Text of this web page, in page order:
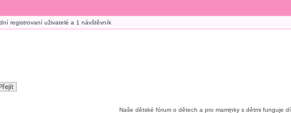
registrovaní uživatelé a 1 návštěvník
Naše dětské fórum o dětech a pro maminky s dětmi funguje